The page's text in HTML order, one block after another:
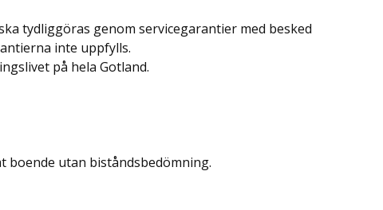
tydliggöras genom servicegarantier med besked
inte uppfylls.
på hela Gotland.
boende utan biståndsbedömning.